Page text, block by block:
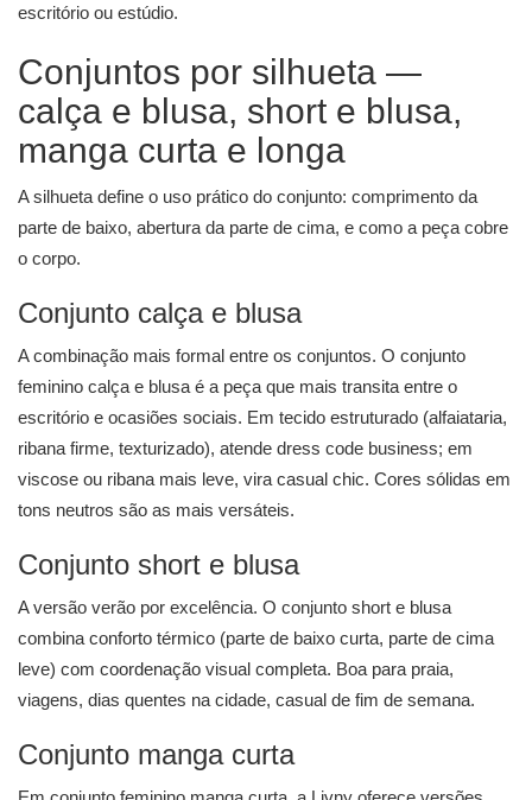
escritório ou estúdio.
Conjuntos por silhueta —
calça e blusa, short e blusa,
manga curta e longa
A silhueta define o uso prático do conjunto: comprimento da
parte de baixo, abertura da parte de cima, e como a peça cobre
o corpo.
Conjunto calça e blusa
A combinação mais formal entre os conjuntos. O conjunto
feminino calça e blusa é a peça que mais transita entre o
escritório e ocasiões sociais. Em tecido estruturado (alfaiataria,
ribana firme, texturizado), atende dress code business; em
viscose ou ribana mais leve, vira casual chic. Cores sólidas em
tons neutros são as mais versáteis.
Conjunto short e blusa
A versão verão por excelência. O conjunto short e blusa
combina conforto térmico (parte de baixo curta, parte de cima
leve) com coordenação visual completa. Boa para praia,
viagens, dias quentes na cidade, casual de fim de semana.
Conjunto manga curta